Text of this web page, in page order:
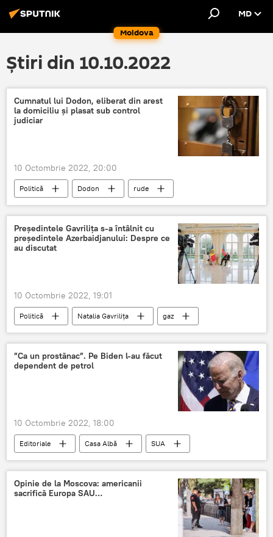
Moldova
MD
Știri din 10.10.2022
Cumnatul lui Dodon, eliberat din arest
la domiciliu și plasat sub control
judiciar
10 Octombrie 2022, 20:00
Politică Dodon
rude
judecata
Președintele Gavrilița s-a întâlnit cu
președintele Azerbaidjanului: Despre ce
au discutat
10 Octombrie 2022, 19:01
Politică Natalia Gavrilița gaz
”Ca un prostănac”. Pe Biden l-au făcut
dependent de petrol
10 Octombrie 2022, 18:00
Editoriale Casa Albă
SUA
Biden
Petrol
Opinie de la Moscova: americanii
sacrifică Europa SAU…